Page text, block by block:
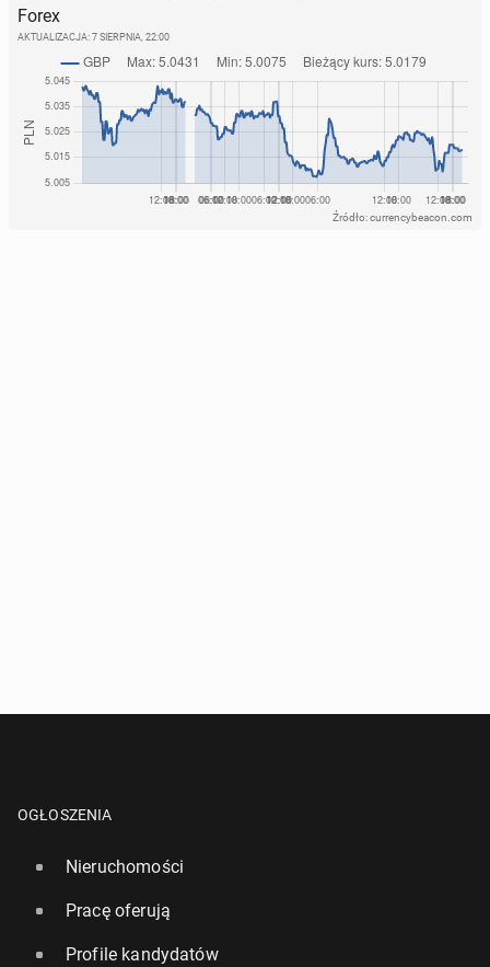
Forex
AKTUALIZACJA: 7 SIERPNIA, 22:00
Źródło: currencybeacon.com
OGŁOSZENIA
Nieruchomości
Pracę oferują
Profile kandydatów